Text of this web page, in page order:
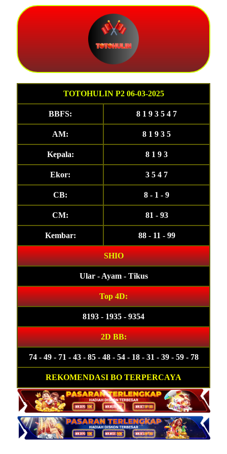
TOTOHULIN P2 06-03-2025
BBFS: 8 1 9 3 5 4 7
AM: 8 1 9 3 5
Kepala: 8 1 9 3
Ekor: 3 5 4 7
CB: 8 - 1 - 9
CM: 81 - 93
Kembar: 88 - 11 - 99
SHIO
Ular - Ayam - Tikus
Top 4D:
8193 - 1935 - 9354
2D BB:
74 - 49 - 71 - 43 - 85 - 48 - 54 - 18 - 31 - 39 - 59 - 78
REKOMENDASI BO TERPERCAYA